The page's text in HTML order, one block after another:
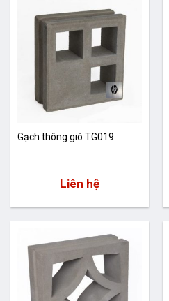
Gạch thông gió TG019
Liên hệ